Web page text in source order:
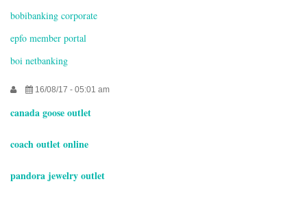
bobibanking corporate
epfo member portal
boi netbanking
16/08/17 - 05:01 am
canada goose outlet
coach outlet online
pandora jewelry outlet